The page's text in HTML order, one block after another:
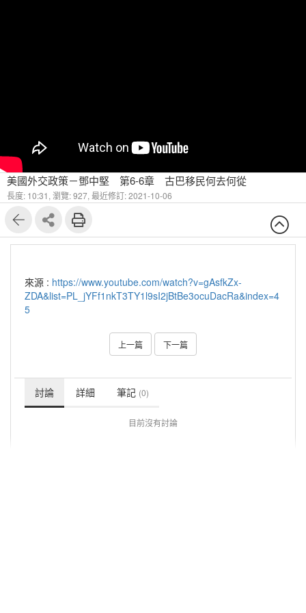
美國外交政策－鄧中堅 第6-6章 古巴移民何去何從
長度: 10:31, 瀏覽: 927, 最近修訂: 2021-10-06
來源 : https://www.youtube.com/watch?v=gAsfkZx-
ZDA&list=PL_jYFf1nkT3TY1l9sI2jBtBe3ocuDacRa&index=4
5
上一篇 下一篇
討論 詳細 筆記 (0)
目前沒有討論